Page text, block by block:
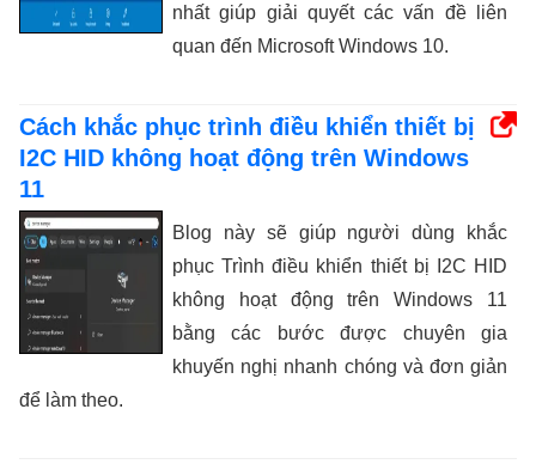
nhất giúp giải quyết các vấn đề liên
quan đến Microsoft Windows 10.
Cách khắc phục trình điều khiển thiết bị
I2C HID không hoạt động trên Windows
11
Blog này sẽ giúp người dùng khắc
phục Trình điều khiển thiết bị I2C HID
không hoạt động trên Windows 11
bằng các bước được chuyên gia
khuyến nghị nhanh chóng và đơn giản
để làm theo.